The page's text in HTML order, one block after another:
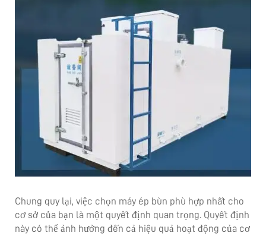
Chung quy lại, việc chọn máy ép bùn phù hợp nhất cho
cơ sở của bạn là một quyết định quan trọng. Quyết định
này có thể ảnh hưởng đến cả hiệu quả hoạt động của cơ